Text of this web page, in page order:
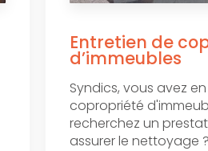
Entretien de
d’immeubles
Syndics, vous avez
copropriété
recherchez un
assurer le nettoyage